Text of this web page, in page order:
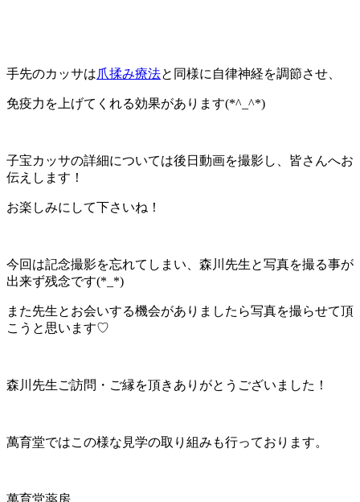
手先のカッサは爪揉み療法と同様に自律神経を調節させ、
免疫力を上げてくれる効果があります(*^_^*)
子宝カッサの詳細については後日動画を撮影し、皆さんへお
伝えします！
お楽しみにして下さいね！
今回は記念撮影を忘れてしまい、森川先生と写真を撮る事が
出来ず残念です(*_*)
また先生とお会いする機会がありましたら写真を撮らせて頂
こうと思います♡
森川先生ご訪問・ご縁を頂きありがとうございました！
萬育堂ではこの様な見学の取り組みも行っております。
萬育堂薬房